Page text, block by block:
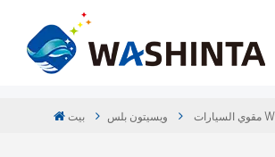
بيت ويسيتون بلس